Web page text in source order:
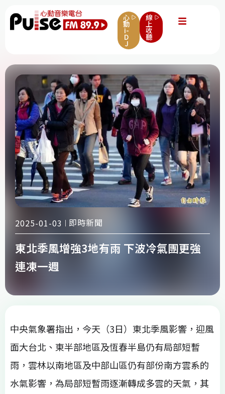
心
動
i-
D
J
線
上
收
聽
2025-01-03 即時新聞
東北季風增強3地有雨 下波冷氣團更強
連凍一週
中央氣象署指出，今天（3日）東北季風影響，迎風
面大台北、東半部地區及恆春半島仍有局部短暫
雨，雲林以南地區及中部山區仍有部份南方雲系的
水氣影響，為局部短暫雨逐漸轉成多雲的天氣，其